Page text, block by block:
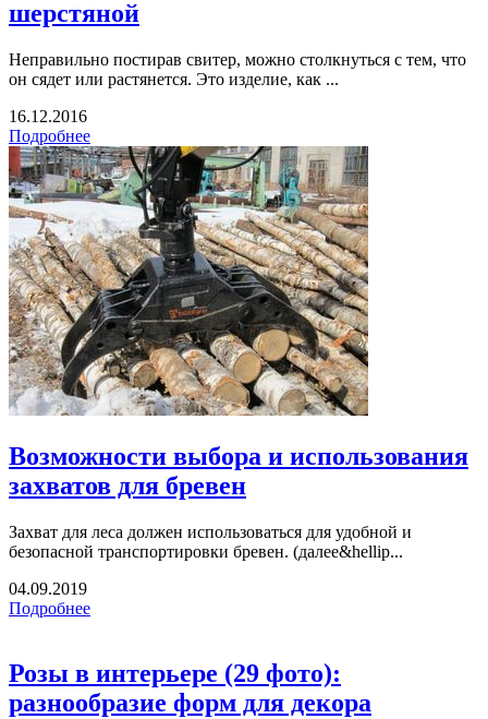
шерстяной
Неправильно постирав свитер, можно столкнуться с тем, что
он сядет или растянется. Это изделие, как ...
16.12.2016
Подробнее
Возможности выбора и использования
захватов для бревен
Захват для леса должен использоваться для удобной и
безопасной транспортировки бревен. (далее&hellip...
04.09.2019
Подробнее
Розы в интерьере (29 фото):
разнообразие форм для декора